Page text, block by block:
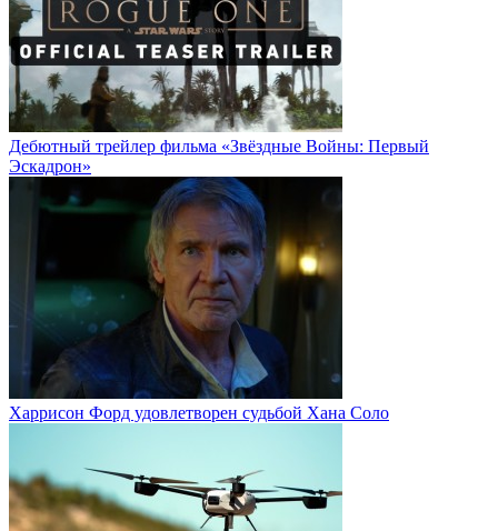
Дебютный трейлер фильма «Звёздные Войны: Первый
Эскадрон»
Харрисон Форд удовлетворен судьбой Хана Соло